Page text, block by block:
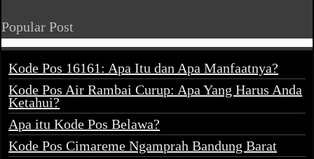
Popular Post
Kode Pos 16161: Apa Itu dan Apa Manfaatnya?
Kode Pos Air Rambai Curup: Apa Yang Harus Anda
Ketahui?
Apa itu Kode Pos Belawa?
Kode Pos Cimareme Ngamprah Bandung Barat